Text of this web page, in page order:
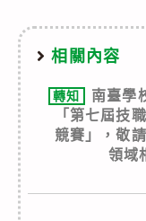
相關內容
轉知
南臺學
「第七屆技
競賽」，敬
領域